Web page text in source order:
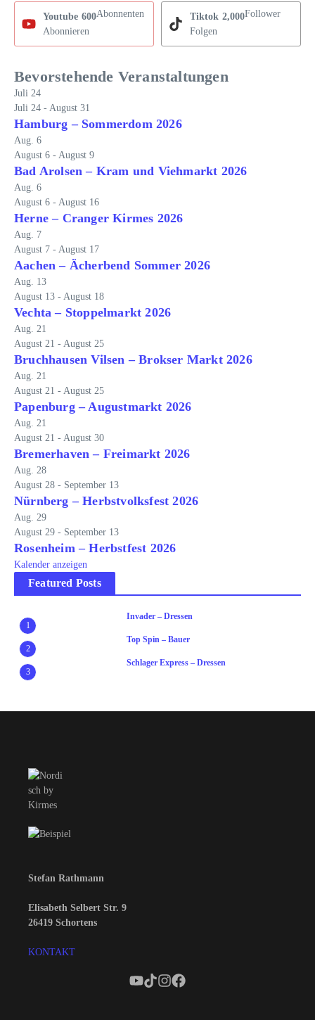
Youtube 600Abonnenten
Abonnieren
Tiktok 2,000Follower
Folgen
Bevorstehende Veranstaltungen
Juli 24
Juli 24 - August 31
Hamburg – Sommerdom 2026
Aug. 6
August 6 - August 9
Bad Arolsen – Kram und Viehmarkt 2026
Aug. 6
August 6 - August 16
Herne – Cranger Kirmes 2026
Aug. 7
August 7 - August 17
Aachen – Ächerbend Sommer 2026
Aug. 13
August 13 - August 18
Vechta – Stoppelmarkt 2026
Aug. 21
August 21 - August 25
Bruchhausen Vilsen – Brokser Markt 2026
Aug. 21
August 21 - August 25
Papenburg – Augustmarkt 2026
Aug. 21
August 21 - August 30
Bremerhaven – Freimarkt 2026
Aug. 28
August 28 - September 13
Nürnberg – Herbstvolksfest 2026
Aug. 29
August 29 - September 13
Rosenheim – Herbstfest 2026
Kalender anzeigen
Featured Posts
1
Invader – Dressen
2
Top Spin – Bauer
3
Schlager Express – Dressen
Stefan Rathmann
Elisabeth Selbert Str. 9
26419 Schortens
KONTAKT